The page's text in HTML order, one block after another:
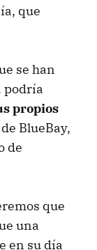
que
se han
podría
propios
BlueBay,
de
que
una
en su día